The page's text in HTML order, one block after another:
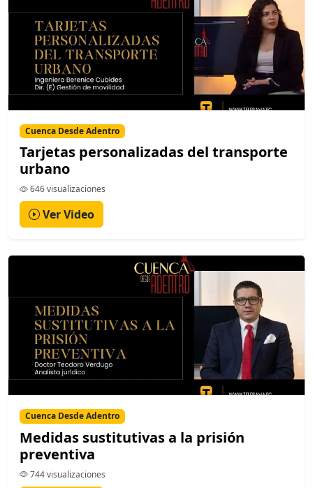
Cuenca Desde Adentro
Tarjetas personalizadas del transporte
urbano
646 visualizaciones
Ver Video
Cuenca Desde Adentro
Medidas sustitutivas a la prisión
preventiva
744 visualizaciones